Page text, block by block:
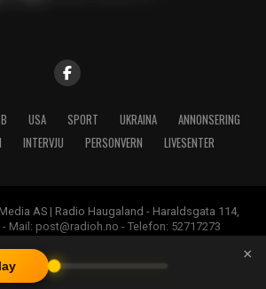
USA SPORT UKRAINA
ANNONSERING
INTERVJU PERSONVERN LIVESENTER
AS | Radio Haugaland - Haraldsgata 114,
Mail: post@radioh.no - Telefon: 52717273
×